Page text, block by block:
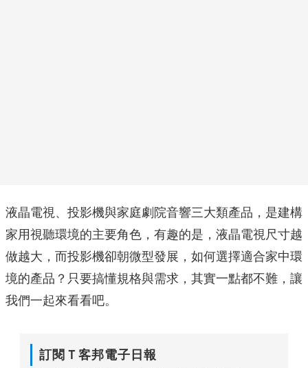
液晶電視、投影機與家庭劇院音響三大類產品，是建構
家用視聽環境的主要角色，有趣的是，液晶電視尺寸越
做越大，而投影機卻朝微型發展，如何選擇適合家中環
境的產品？只要搞懂規格與需求，其實一點都不難，讓
我們一起來看看吧。
訂閱Ｔ客邦電子日報